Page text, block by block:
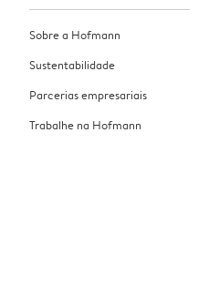
Sobre a Hofmann
Sustentabilidade
Parcerias empresariais
Trabalhe na Hofmann